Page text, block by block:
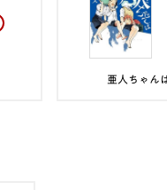
亜人ちゃん